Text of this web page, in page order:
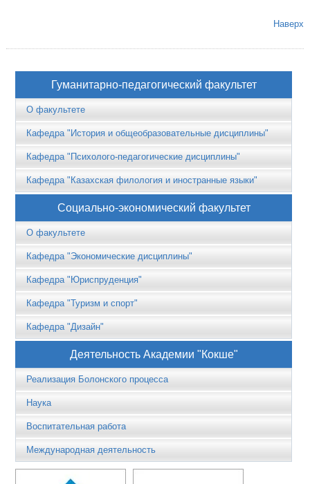
Наверх
Гуманитарно-педагогический факультет
О факультете
Кафедра "История и общеобразовательные дисциплины"
Кафедра "Психолого-педагогические дисциплины"
Кафедра "Казахская филология и иностранные языки"
Социально-экономический факультет
О факультете
Кафедра "Экономические дисциплины"
Кафедра "Юриспруденция"
Кафедра "Туризм и спорт"
Кафедра "Дизайн"
Деятельность Академии "Кокше"
Реализация Болонского процесса
Наука
Воспитательная работа
Международная деятельность